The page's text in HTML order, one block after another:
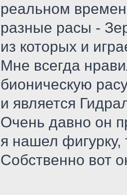
реальном
разные расы -
из которых и
Мне всегда
бионическую
и является
Очень давно он
я нашел фигурку,
Собственно вот